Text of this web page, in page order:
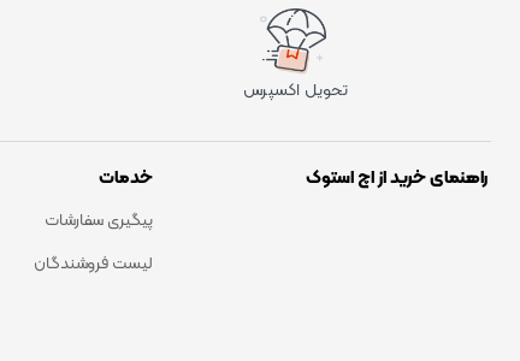
تحویل اکسپرس
راهنمای خرید از اچ استوک خدمات
پیگیری سفارشات
لیست فروشندگان